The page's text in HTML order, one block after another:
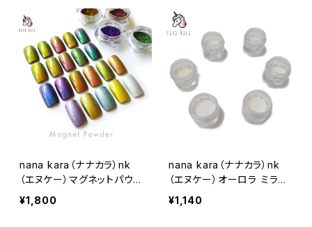
nana kara（ナナカラ）nk
（エヌケー）マグネットパウダ
ー
¥1,800
nana kara（ナナカラ）nk
（エヌケー）オーロラ ミラー
パウダー プロ
¥1,140